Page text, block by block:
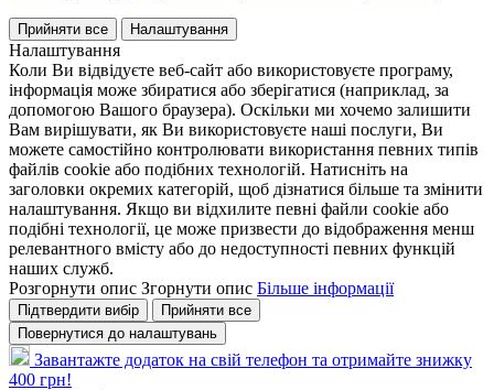
Прийняти все Налаштування
Налаштування
Коли Ви відвідуєте веб-сайт або використовуєте програму,
інформація може збиратися або зберігатися (наприклад, за
допомогою Вашого браузера). Оскільки ми хочемо залишити
Вам вирішувати, як Ви використовуєте наші послуги, Ви
можете самостійно контролювати використання певних типів
файлів cookie або подібних технологій. Натисніть на
заголовки окремих категорій, щоб дізнатися більше та змінити
налаштування. Якщо ви відхилите певні файли cookie або
подібні технології, це може призвести до відображення менш
релевантного вмісту або до недоступності певних функцій
наших служб.
Розгорнути опис Згорнути опис Більше інформації
Підтвердити вибір
Прийняти все
Повернутися до налаштувань
Завантажте додаток на свій телефон та отримайте знижку
400 грн!